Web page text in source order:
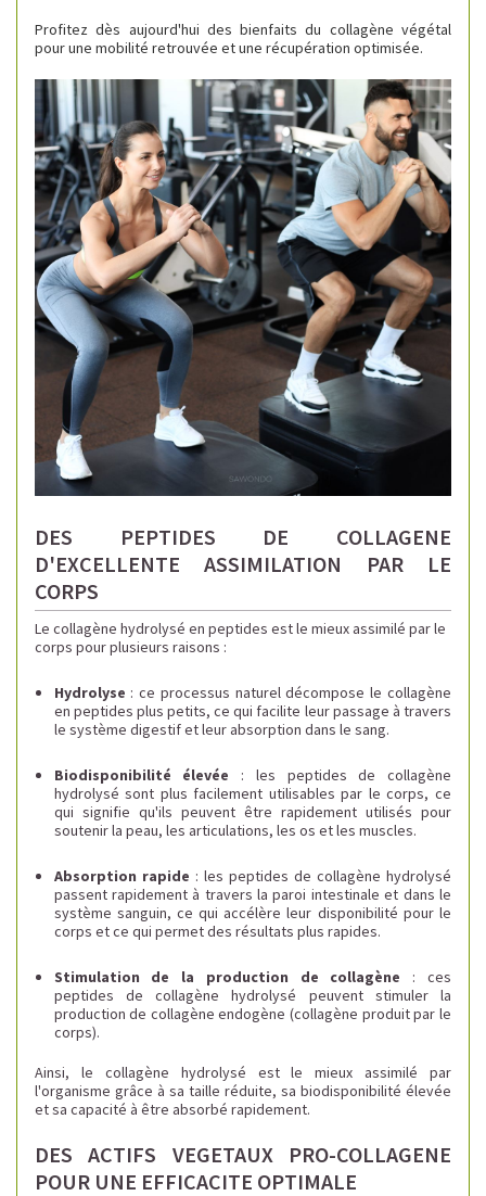
Profitez dès aujourd'hui des bienfaits du collagène végétal
pour une mobilité retrouvée et une récupération optimisée.
DES PEPTIDES DE COLLAGENE
D'EXCELLENTE ASSIMILATION PAR LE
CORPS
Le collagène hydrolysé en peptides est le mieux assimilé par le
corps pour plusieurs raisons :
Hydrolyse : ce processus naturel décompose le collagène
en peptides plus petits, ce qui facilite leur passage à travers
le système digestif et leur absorption dans le sang.
Biodisponibilité élevée : les peptides de collagène
hydrolysé sont plus facilement utilisables par le corps, ce
qui signifie qu'ils peuvent être rapidement utilisés pour
soutenir la peau, les articulations, les os et les muscles.
Absorption rapide : les peptides de collagène hydrolysé
passent rapidement à travers la paroi intestinale et dans le
système sanguin, ce qui accélère leur disponibilité pour le
corps et ce qui permet des résultats plus rapides.
Stimulation de la production de collagène : ces
peptides de collagène hydrolysé peuvent stimuler la
production de collagène endogène (collagène produit par le
corps).
Ainsi, le collagène hydrolysé est le mieux assimilé par
l'organisme grâce à sa taille réduite, sa biodisponibilité élevée
et sa capacité à être absorbé rapidement.
DES ACTIFS VEGETAUX PRO-COLLAGENE
POUR UNE EFFICACITE OPTIMALE